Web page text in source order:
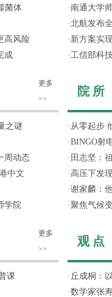
菌体
高风险
成
更多
>>
之谜
周动态
中文
学院
更多
>>
课
·南通大学
·北航发布
· 新方案实
·工信部科
院 所
· 从零起步
·BINGO射
· 田志坚：
· 高压下发
·谢家麟：
·聚焦气候
观 点
· 丘成桐：
·数学家张